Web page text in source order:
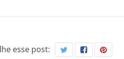
esse post: